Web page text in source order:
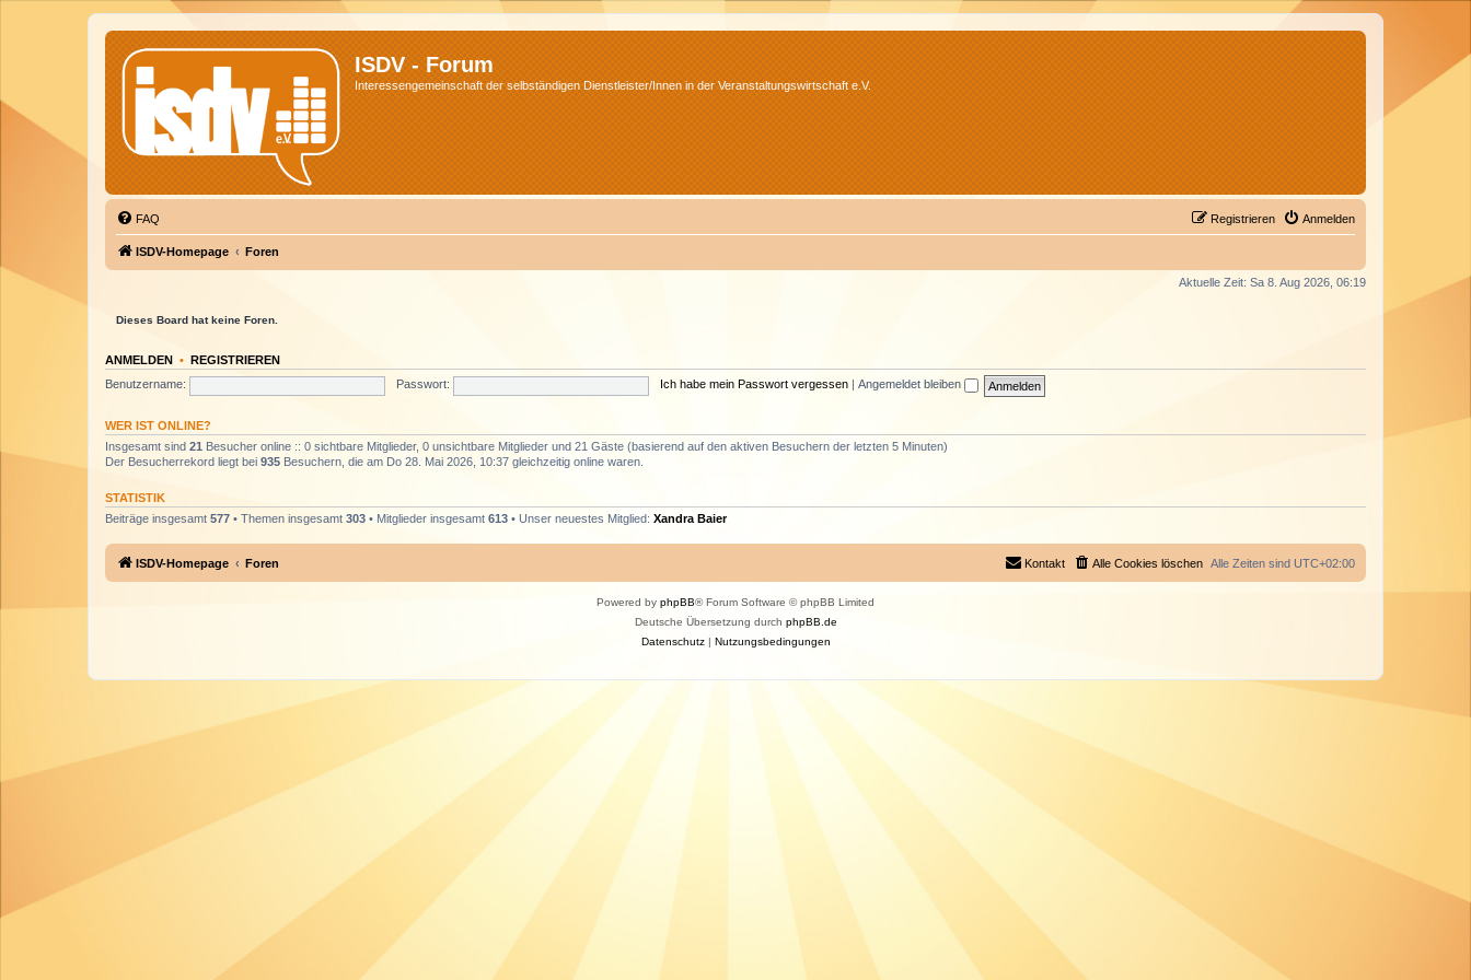
ISDV - Forum
Interessengemeinschaft der selbständigen Dienstleister/Innen in der Veranstaltungswirtschaft e.V.
FAQ Anmelden
Registrieren
ISDV-Homepage Foren
Aktuelle Zeit: Sa 8. Aug 2026, 06:19
Dieses Board hat keine Foren.
ANMELDEN • REGISTRIEREN
Benutzername:
Passwort: Ich habe mein Passwort vergessen Angemeldet bleiben
WER IST ONLINE?
Insgesamt sind 21 Besucher online :: 0 sichtbare Mitglieder, 0 unsichtbare Mitglieder und 21 Gäste (basierend auf den aktiven Besuchern der letzten 5 Minuten)
Der Besucherrekord liegt bei 935 Besuchern, die am Do 28. Mai 2026, 10:37 gleichzeitig online waren.
STATISTIK
Beiträge insgesamt 577 • Themen insgesamt 303 • Mitglieder insgesamt 613 • Unser neuestes Mitglied: Xandra Baier
ISDV-Homepage Foren Alle Zeiten sind UTC+02:00
Alle Cookies löschen
Kontakt
Powered by phpBB® Forum Software © phpBB Limited
Deutsche Übersetzung durch phpBB.de
Datenschutz| Nutzungsbedingungen